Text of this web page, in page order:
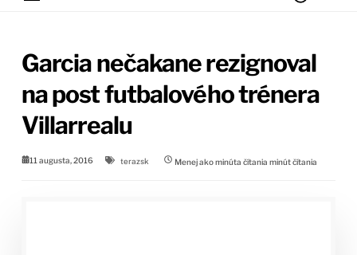
Garcia nečakane rezignoval
na post futbalového trénera
Villarrealu
11 augusta, 2016 terazsk Menej ako minúta čítania minút čítania